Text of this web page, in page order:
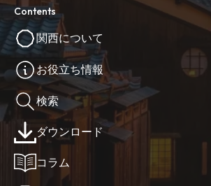
Contents
関西について
お役立ち情報
検索
ダウンロード
コラム